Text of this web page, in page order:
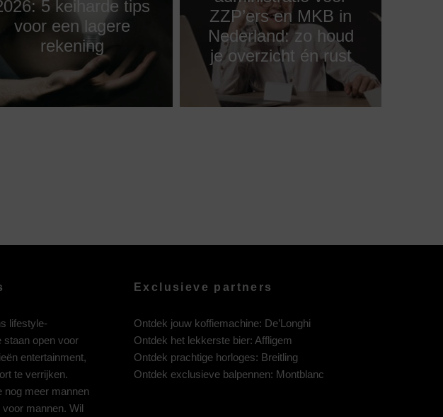
5 keiharde tips
voor een lagere
rekening
ZZP’ers en MKB in
Nederland: zo houd
je overzicht én rust
lifestyle-
staan open voor
entertainment,
te verrijken.
nog meer mannen
mannen. Wil
Exclusieve partners
Ontdek jouw koffiemachine: De’Longhi
Ontdek het lekkerste bier: Affligem
Ontdek prachtige horloges: Breitling
Ontdek exclusieve balpennen: Montblanc